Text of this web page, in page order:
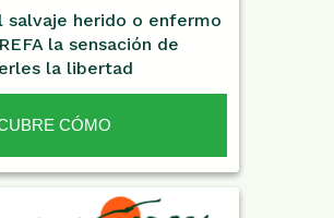
salvaje herido o enfermo
la sensación de
la libertad
CÓMO